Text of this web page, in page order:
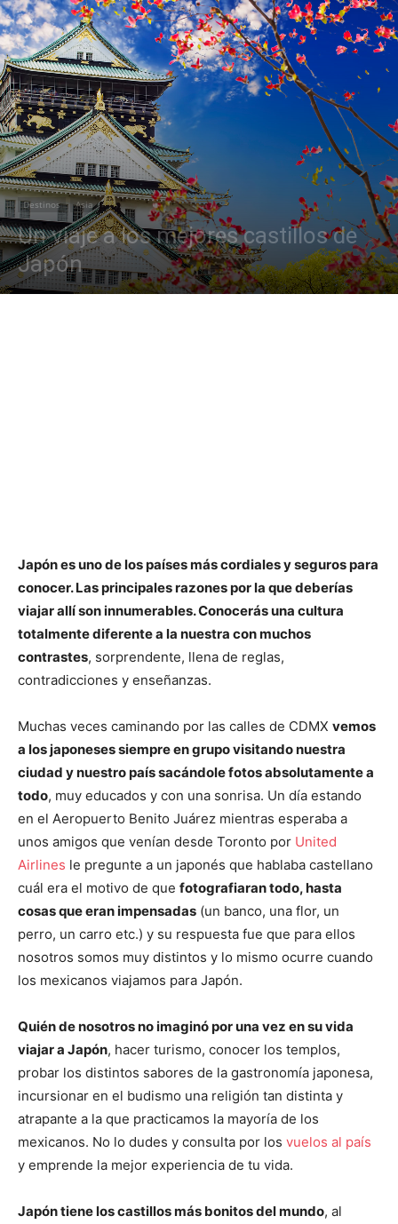
Destinos Asia
Un viaje a los mejores castillos de
Japón
Japón es uno de los países más cordiales y seguros para
conocer. Las principales razones por la que deberías
viajar allí son innumerables. Conocerás una cultura
totalmente diferente a la nuestra con muchos
contrastes, sorprendente, llena de reglas,
contradicciones y enseñanzas.
Muchas veces caminando por las calles de CDMX vemos
a los japoneses siempre en grupo visitando nuestra
ciudad y nuestro país sacándole fotos absolutamente a
todo, muy educados y con una sonrisa. Un día estando
en el Aeropuerto Benito Juárez mientras esperaba a
unos amigos que venían desde Toronto por United
Airlines le pregunte a un japonés que hablaba castellano
cuál era el motivo de que fotografiaran todo, hasta
cosas que eran impensadas (un banco, una flor, un
perro, un carro etc.) y su respuesta fue que para ellos
nosotros somos muy distintos y lo mismo ocurre cuando
los mexicanos viajamos para Japón.
Quién de nosotros no imaginó por una vez en su vida
viajar a Japón, hacer turismo, conocer los templos,
probar los distintos sabores de la gastronomía japonesa,
incursionar en el budismo una religión tan distinta y
atrapante a la que practicamos la mayoría de los
mexicanos. No lo dudes y consulta por los vuelos al país
y emprende la mejor experiencia de tu vida.
Japón tiene los castillos más bonitos del mundo, al